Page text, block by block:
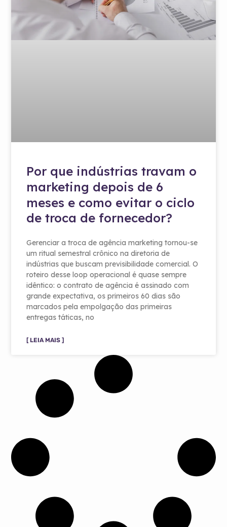
Por que indústrias travam o
marketing depois de 6
meses e como evitar o ciclo
de troca de fornecedor?
Gerenciar a troca de agência marketing tornou-se
um ritual semestral crônico na diretoria de
indústrias que buscam previsibilidade comercial. O
roteiro desse loop operacional é quase sempre
idêntico: o contrato de agência é assinado com
grande expectativa, os primeiros 60 dias são
marcados pela empolgação das primeiras
entregas táticas, no
[ LEIA MAIS ]